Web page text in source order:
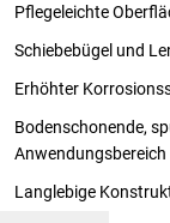
Pflegeleichte
Schiebebügel und
Erhöhter
Bodenschonende,
Anwendungsbereich
Langlebige